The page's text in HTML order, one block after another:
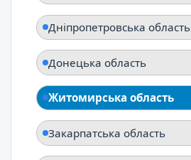
Дніпропетровська область
Донецька область
Житомирська область
Закарпатська область